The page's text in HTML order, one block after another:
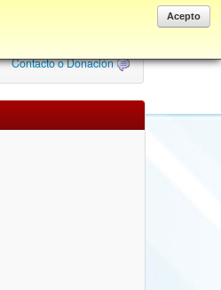
Acepto
Contacto o Donación